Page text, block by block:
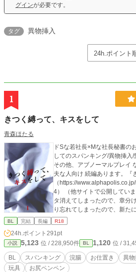
グインが必要です。
タグ 異物挿入
1
きつく縛って、キスをして
青森ほたる
ドSな若社長×Mな社長秘書のお仕置
してのスパンキング/異物挿
その他、アブノーマルプレイ
夫な人向け 続編あります。『きつく縛って、キスをして２』
（https://
4） （他サイトで公開してい
タ消えてしまったので、章分
り忘れてしまったので、新た
BL 完結 長編 R18
24h.ポイント 291pt
小説 5,123 位 / 228,950件 BL 1,120 位 /
BL スパンキング 浣腸 お仕置き 異物
玩具
お尻ペンペン